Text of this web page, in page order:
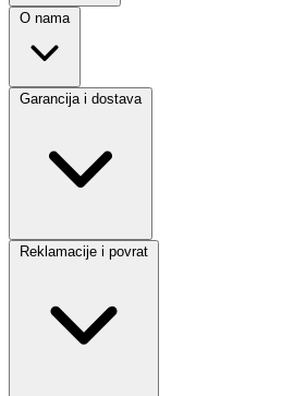
O nama
Garancija i dostava
Reklamacije i povrat